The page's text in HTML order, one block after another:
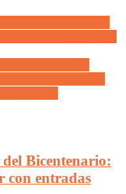
Bicentenario:
con entradas